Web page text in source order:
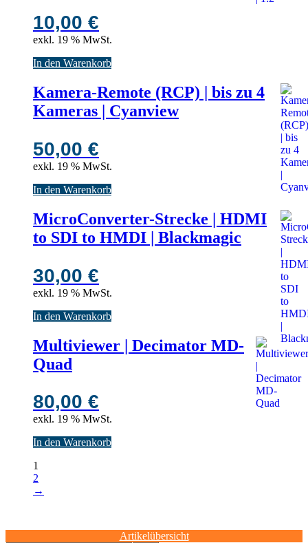
10,00 €
exkl. 19 % MwSt.
In den Warenkorb
Kamera-Remote (RCP) | bis zu 4
Kameras | Cyanview
50,00 €
exkl. 19 % MwSt.
In den Warenkorb
MicroConverter-Strecke | HDMI
to SDI to HMDI | Blackmagic
30,00 €
exkl. 19 % MwSt.
In den Warenkorb
Multiviewer | Decimator MD-
Quad
80,00 €
exkl. 19 % MwSt.
In den Warenkorb
1
2
→
Artikelübersicht